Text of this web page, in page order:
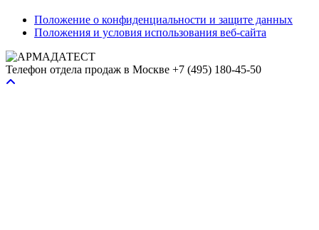
Положение о конфиденциальности и защите данных
Положения и условия использования веб-сайта
Телефон отдела продаж в Москве +7 (495) 180-45-50